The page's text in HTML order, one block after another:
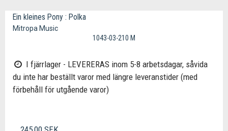
Ein kleines Pony : Polka
Mitropa Music
1043-03-210 M
I fjärrlager - LEVERERAS inom 5-8 arbetsdagar, såvida
du inte har beställt varor med längre leveranstider (med
förbehåll för utgående varor)